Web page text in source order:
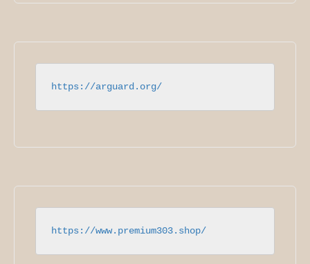
https://arguard.org/
https://www.premium303.shop/